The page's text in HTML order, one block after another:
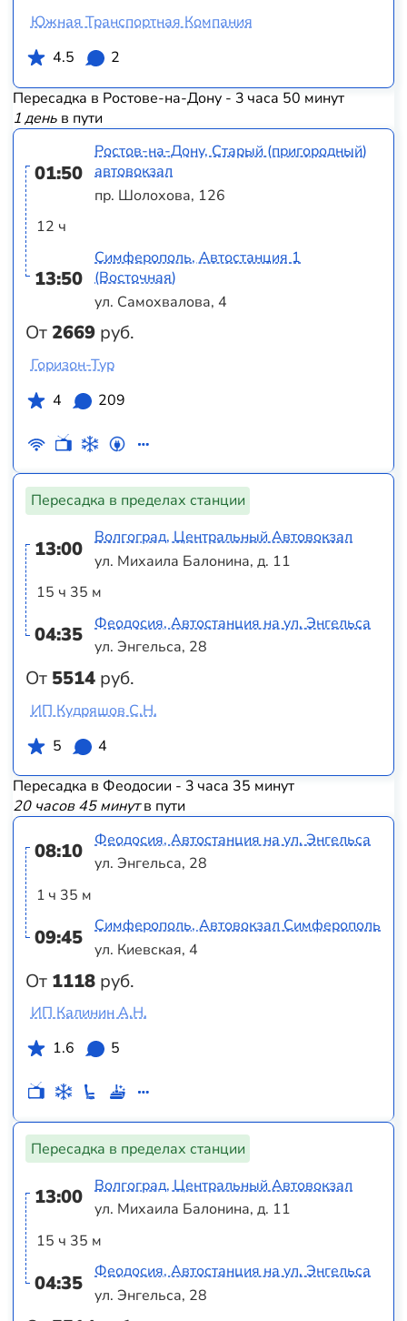
Южная Транспортная Компания
4.5
2
Пересадка в Ростове-на-Дону - 3 часа 50 минут
1 деньв пути
01:50
12 ч
13:50
От2669 руб.
Ростов-на-Дону, Старый (пригородный)
автовокзал
пр. Шолохова, 126
Симферополь, Автостанция 1
(Восточная)
ул. Самохвалова, 4
Горизон-Тур
4
209
Пересадка в пределах станции
13:00
15 ч 35 м
04:35
От 5514 руб.
Волгоград, Центральный Автовокзал
ул. Михаила Балонина, д. 11
Феодосия, Автостанция на ул. Энгельса
ул. Энгельса, 28
ИП Кудряшов С.Н.
5
4
Пересадка в Феодосии - 3 часа 35 минут
20 часов 45 минутв пути
08:10
1 ч 35 м
09:45
От 1118 руб.
Феодосия, Автостанция на ул. Энгельса
ул. Энгельса, 28
Симферополь, Автовокзал Симферополь
ул. Киевская, 4
ИП Калинин А.Н.
1.6
5
Пересадка в пределах станции
13:00
15 ч 35 м
04:35
Волгоград, Центральный Автовокзал
ул. Михаила Балонина, д. 11
Феодосия, Автостанция на ул. Энгельса
ул. Энгельса, 28